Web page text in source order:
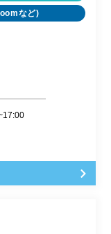
など)